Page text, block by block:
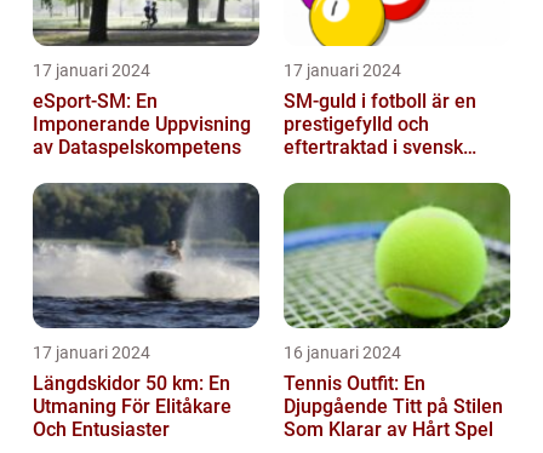
17 januari 2024
eSport-SM: En
Imponerande Uppvisning
av Dataspelskompetens
17 januari 2024
SM-guld i fotboll är en
prestigefylld och
eftertraktad i svensk
17 januari 2024
Längdskidor 50 km: En
Utmaning För Elitåkare
Och Entusiaster
16 januari 2024
Tennis Outfit: En
Djupgående Titt på Stilen
Som Klarar av Hårt Spel